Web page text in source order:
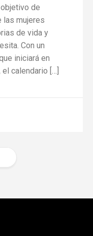
de
las mujeres
de vida y
Con un
iniciará en
calendario […]